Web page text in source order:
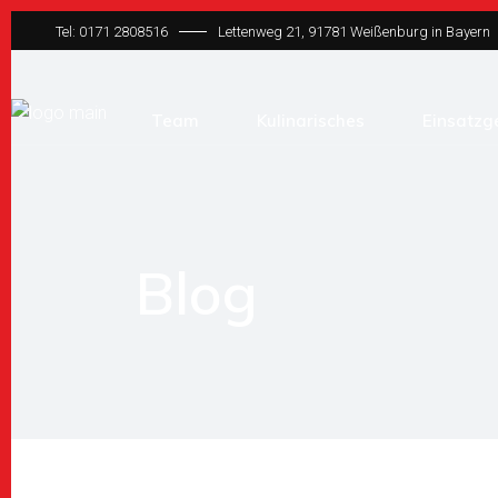
Tel: 0171 2808516 Lettenweg 21, 91781 Weißenburg in Bayern